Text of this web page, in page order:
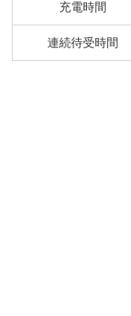
充電時間
連続待受時間